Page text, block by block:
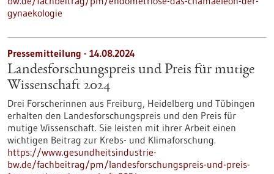
gynaekologie
Pressemitteilung - 14.08.2024
Landesforschungspreis und Preis für mutige
Wissenschaft 2024
Drei Forscherinnen aus Freiburg, Heidelberg und Tübingen
erhalten den Landesforschungspreis und den Preis für
mutige Wissenschaft. Sie leisten mit ihrer Arbeit einen
wichtigen Beitrag zur Krebs- und Klimaforschung.
https://www.gesundheitsindustrie-
bw.de/fachbeitrag/pm/landesforschungspreis-und-preis-